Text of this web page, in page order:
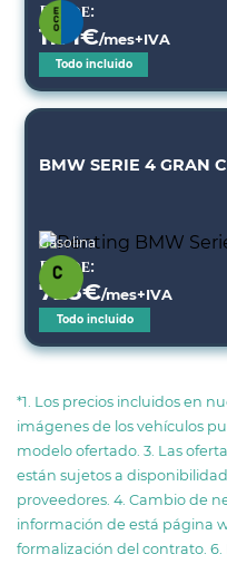
Desde:
1171€/mes+IVA
Todo incluido
BMW SERIE 4 GRAN
Gasolina
Desde:
728€/mes+IVA
Todo incluido
*1. Los precios incluidos en
imágenes de los vehículos
modelo ofertado. 3. Las
están sujetos a
proveedores. 4. Cambio de
información de está página
formalización del contrato.